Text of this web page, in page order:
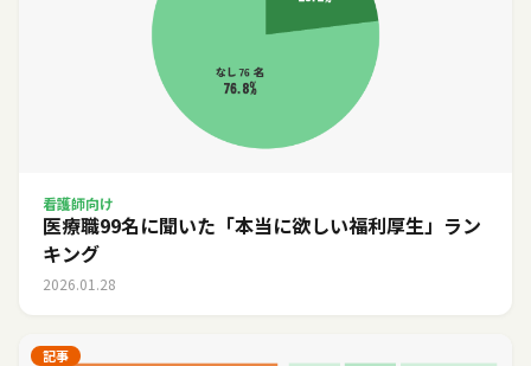
看護師向け
医療職99名に聞いた「本当に欲しい福利厚生」ラン
キング
2026.01.28
記事